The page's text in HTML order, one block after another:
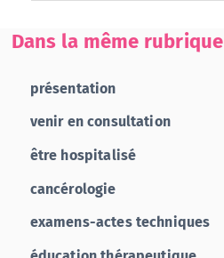
Dans la même rubrique
présentation
venir en consultation
être hospitalisé
cancérologie
examens-actes techniques